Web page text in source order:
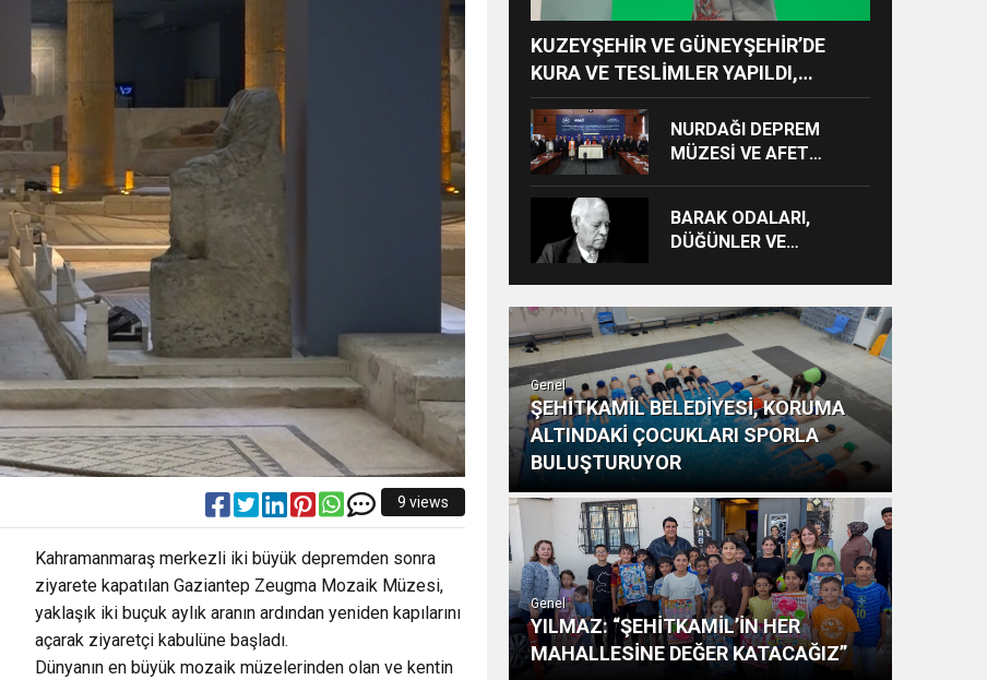
9 views
Kahramanmaraş merkezli iki büyük depremden sonra
ziyarete kapatılan Gaziantep Zeugma Mozaik Müzesi,
yaklaşık iki buçuk aylık aranın ardından yeniden kapılarını
açarak ziyaretçi kabulüne başladı.
Dünyanın en büyük mozaik müzelerinden olan ve kentin
KUZEYŞEHİR VE GÜNEYŞEHİR’DE
KURA VE TESLİMLER YAPILDI,
BAHÇELİEVLER’DE 5 BİN KONUTUN
TEMELİ ATILDI
NURDAĞI DEPREM
MÜZESİ VE AFET
PROTOKOLÜ
İMZALANDI
BARAK ODALARI,
DÜĞÜNLER VE
ALTINA ALINIYOR
Genel
ŞEHİTKAMİL BELEDİYESİ, KORUMA
ALTINDAKİ ÇOCUKLARI SPORLA
BULUŞTURUYOR
Genel
YILMAZ: “ŞEHİTKAMİL’İN HER
MAHALLESİNE DEĞER KATACAĞIZ”